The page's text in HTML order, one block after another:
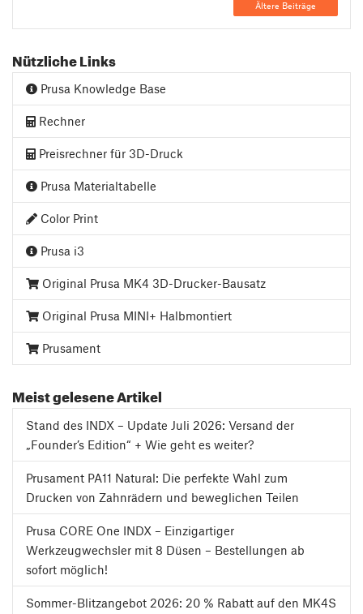
Ältere Beiträge
Nützliche Links
Prusa Knowledge Base
Rechner
Preisrechner für 3D-Druck
Prusa Materialtabelle
Color Print
Prusa i3
Original Prusa MK4 3D-Drucker-Bausatz
Original Prusa MINI+ Halbmontiert
Prusament
Meist gelesene Artikel
Stand des INDX – Update Juli 2026: Versand der
„Founder’s Edition“ + Wie geht es weiter?
Prusament PA11 Natural: Die perfekte Wahl zum
Drucken von Zahnrädern und beweglichen Teilen
Prusa CORE One INDX – Einzigartiger
Werkzeugwechsler mit 8 Düsen – Bestellungen ab
sofort möglich!
Sommer-Blitzangebot 2026: 20 % Rabatt auf den MK4S